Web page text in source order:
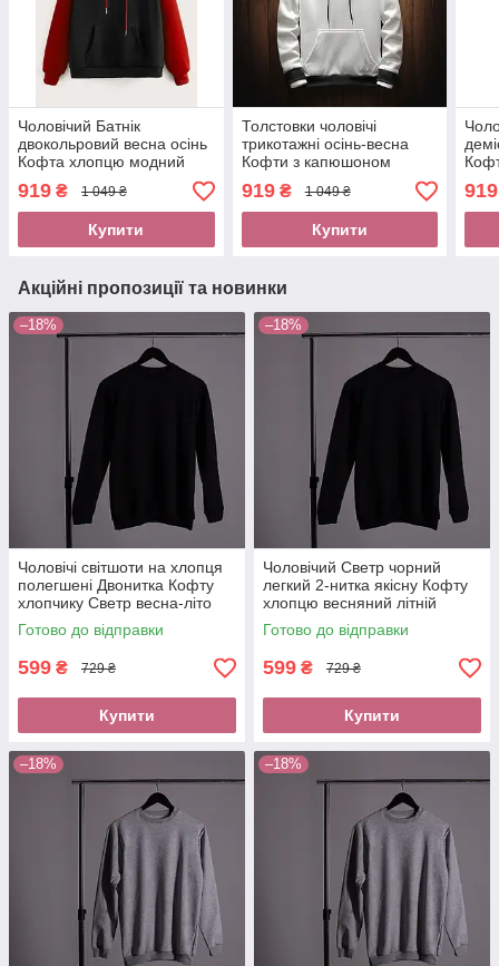
Чоловічий Батнік
двокольровий весна осінь
Кофта хлопцю модний
спортивний одяг онлайн
футер тринитка Худі
весняне бавовна
919 ₴ 1 049 ₴
Купити
Толстовки чоловічі
трикотажні осінь-весна
Кофти з капюшоном
хлопчику якісний
чоловічий одяг Нова
пошта
919₴ 1 049 ₴
Купити
в
без
919
Акційні пропозиції та новинки
–18%
Чоловічі світшоти на хлопця
полегшені Двонитка Кофту
хлопчику Светр весна-літо
оплатити при отриманні
новою поштою
Готово до відправки
599 ₴ 729 ₴
Купити
–18%
Чоловічий Светр чорний
легкий 2-нитка якісну Кофту
хлопцю весняний літній
Світшот трикотаж оплата без
передоплати новою поштою
Готово до відправки
599 ₴ 729 ₴
Купити
–18% –18%